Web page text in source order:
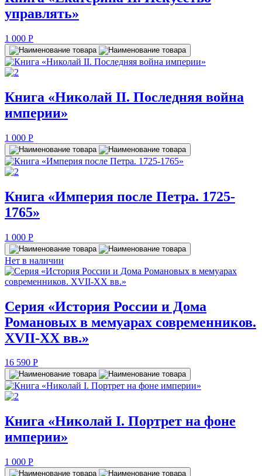
управлять»
1 000 P
Книга «Николай II. Последняя война
империи»
1 000 P
Книга «Империя после Петра. 1725-
1765»
1 000 P
Нет в наличии
Серия «История России и Дома
Романовых в мемуарах современников.
XVII-XX вв.»
16 590 P
Книга «Николай I. Портрет на фоне
империи»
1 000 P